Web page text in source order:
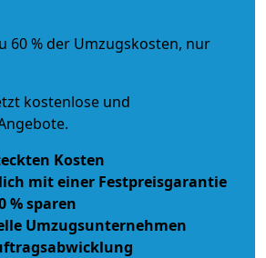
60 % der Umzugskosten, nur
kostenlose und
Kosten
mit einer Festpreisgarantie
% sparen
Umzugsunternehmen